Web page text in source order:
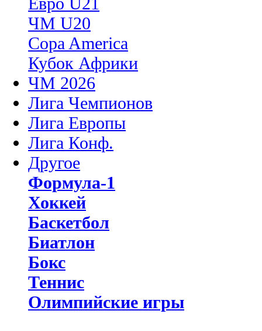
ЧМ U20
Copa America
Кубок Африки
ЧМ 2026
Лига Чемпионов
Лига Европы
Лига Конф.
Другое
Формула-1
Хоккей
Баскетбол
Биатлон
Бокс
Теннис
Олимпийские игры